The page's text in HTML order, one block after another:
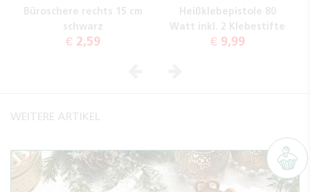
Büroschere rechts 15 cm
schwarz
€ 2,59
Heißklebepistole 80
Watt inkl. 2 Klebestifte
€ 9,99
WEITERE ARTIKEL